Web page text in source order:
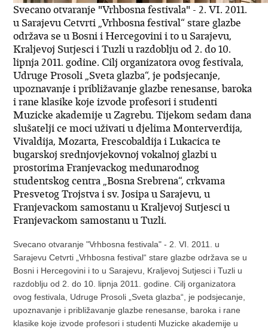
Svecano otvaranje "Vrhbosna festivala" - 2. VI. 2011.
u Sarajevu Cetvrti „Vrhbosna festival“ stare glazbe
održava se u Bosni i Hercegovini i to u Sarajevu,
Kraljevoj Sutjesci i Tuzli u razdoblju od 2. do 10.
lipnja 2011. godine. Cilj organizatora ovog festivala,
Udruge Prosoli „Sveta glazba“, je podsjecanje,
upoznavanje i približavanje glazbe renesanse, baroka
i rane klasike koje izvode profesori i studenti
Muzicke akademije u Zagrebu. Tijekom sedam dana
slušatelji ce moci uživati u djelima Monterverdija,
Vivaldija, Mozarta, Frescobaldija i Lukacica te
bugarskoj srednjovjekovnoj vokalnoj glazbi u
prostorima Franjevackog medunarodnog
studentskog centra „Bosna Srebrena“, crkvama
Presvetog Trojstva i sv. Josipa u Sarajevu, u
Franjevackom samostanu u Kraljevoj Sutjesci u
Franjevackom samostanu u Tuzli.
Svecano otvaranje "Vrhbosna festivala" - 2. VI. 2011. u
Sarajevu Cetvrti „Vrhbosna festival“ stare glazbe održava se u
Bosni i Hercegovini i to u Sarajevu, Kraljevoj Sutjesci i Tuzli u
razdoblju od 2. do 10. lipnja 2011. godine. Cilj organizatora
ovog festivala, Udruge Prosoli „Sveta glazba“, je podsjecanje,
upoznavanje i približavanje glazbe renesanse, baroka i rane
klasike koje izvode profesori i studenti Muzicke akademije u